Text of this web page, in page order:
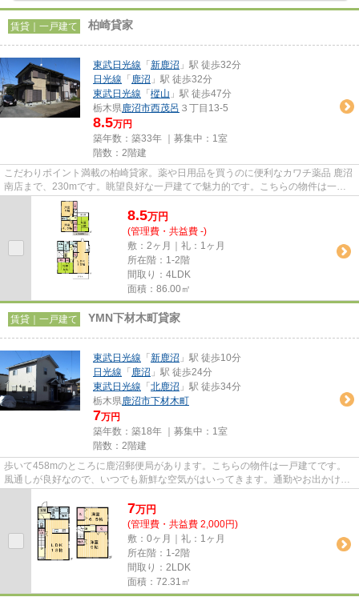
賃貸｜一戸建て 柏崎貸家
東武日光線 「 新鹿沼 」駅 徒歩32分
日光線 「 鹿沼 」駅 徒歩32分
東武日光線 「 樅山 」駅 徒歩47分
栃木県鹿沼市西茂呂 ３丁目13-5
8.5万円
築年数：築33年 ｜募集中： 1室
階数：2階建
こだわりポイント満載の柏崎貸家。薬や日用品を買うのに便利なカワチ薬品 鹿沼
南店まで、230mです。眺望良好な一戸建てで魅力的です。こちらの物件は一戸
建てです。不動産のマスダでは...
8.5万円
(管理費・共益費 -)
敷：2ヶ月｜礼：1ヶ月
所在階：1-2階
間取り：4LDK
面積：86.00㎡
賃貸｜一戸建て YMN下材木町貸家
東武日光線 「 新鹿沼 」駅 徒歩10分
日光線 「 鹿沼 」駅 徒歩24分
東武日光線 「 北鹿沼 」駅 徒歩34分
栃木県鹿沼市下材木町
7万円
築年数：築18年 ｜募集中： 1室
階数：2階建
歩いて458mのところに鹿沼郵便局があります。こちらの物件は一戸建てです。
風通しが良好なので、いつでも新鮮な空気がはいってきます。通勤やお出かけに
7万円
(管理費・共益費 2,000円)
敷：0ヶ月｜礼：1ヶ月
所在階：1-2階
間取り：2LDK
面積：72.31㎡